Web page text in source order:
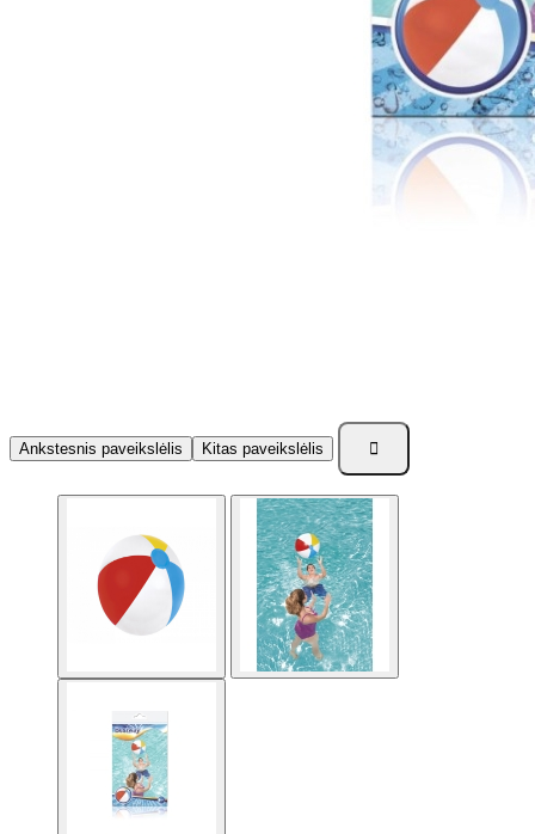
Ankstesnis paveikslėlis Kitas paveikslėlis 